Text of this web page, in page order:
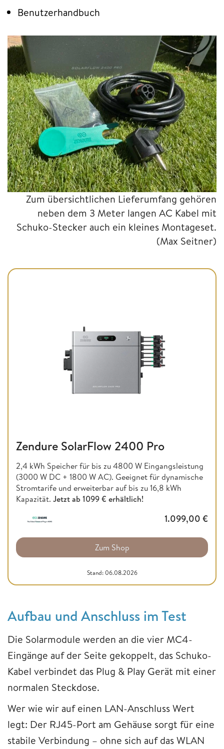
Benutzerhandbuch
Zum übersichtlichen Lieferumfang gehören
neben dem 3 Meter langen AC Kabel mit
Schuko-Stecker auch ein kleines Montageset.
(Max Seitner)
Zendure SolarFlow 2400 Pro
2,4 kWh Speicher für bis zu 4800 W Eingangsleistung
(3000 W DC + 1800 W AC). Geeignet für dynamische
Stromtarife und erweiterbar auf bis zu 16,8 kWh
Kapazität. Jetzt ab1099 € erhältlich!
1.099,00 €
Zum Shop
Stand: 06.08.2026
Aufbau und Anschluss im Test
Die Solarmodule werden an die vier MC4-
Eingänge auf der Seite gekoppelt, das Schuko-
Kabel verbindet das Plug & Play Gerät mit einer
normalen Steckdose.
Wer wie wir auf einen LAN-Anschluss Wert
legt: Der RJ45-Port am Gehäuse sorgt für eine
stabile Verbindung – ohne sich auf das WLAN